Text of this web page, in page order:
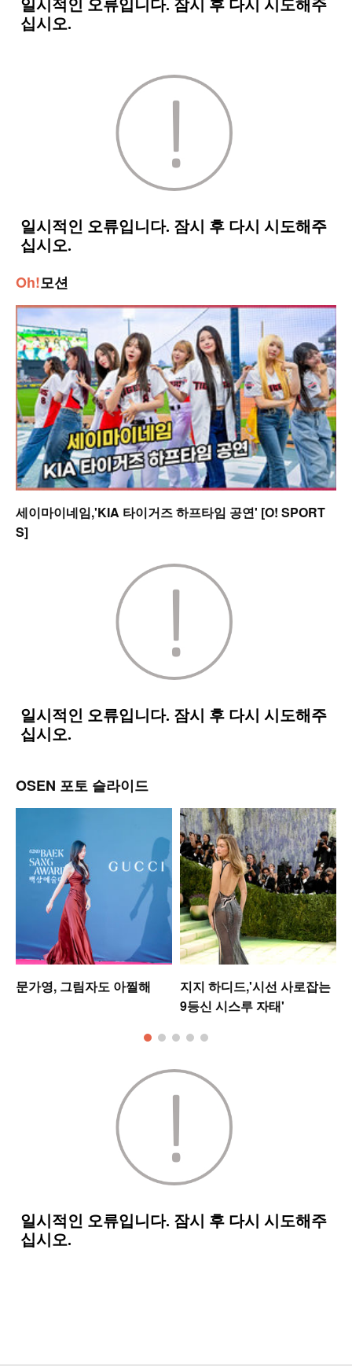
Oh!모션
세이마이네임,'KIA 타이거즈 하프타임 공연' [O! SPORT
S]
OSEN 포토 슬라이드
문가영, 그림자도 아찔해
지지 하디드,'시선 사로잡는
9등신 시스루 자태'